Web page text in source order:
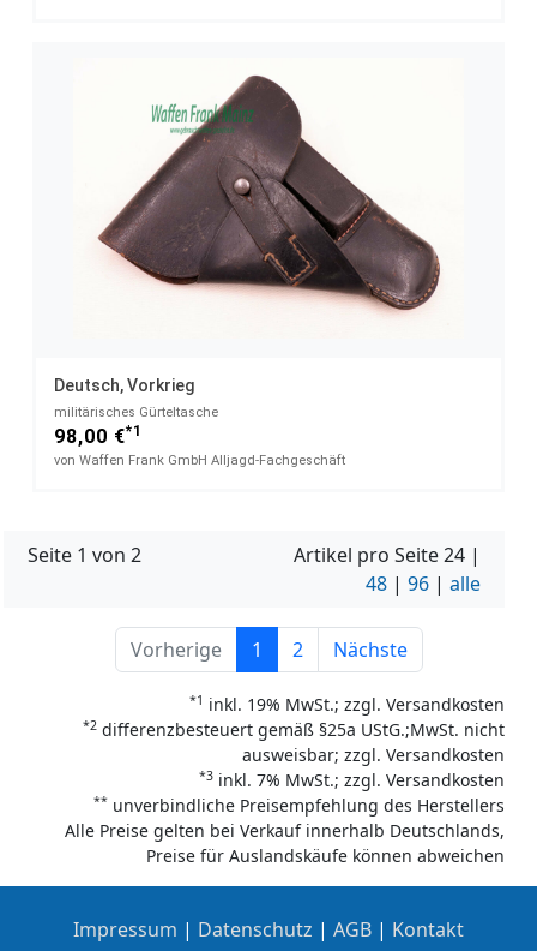
Deutsch, Vorkrieg
militärisches Gürteltasche
98,00 €*1
von Waffen Frank GmbH Alljagd-Fachgeschäft
Seite 1 von 2 Artikel pro Seite24 |
48 | 96 | alle
Vorherige 1 2 Nächste
*1 inkl. 19% MwSt.; zzgl. Versandkosten
*2 differenzbesteuert gemäß §25a UStG.;MwSt. nicht
ausweisbar; zzgl. Versandkosten
*3 inkl. 7% MwSt.; zzgl. Versandkosten
** unverbindliche Preisempfehlung des Herstellers
Alle Preise gelten bei Verkauf innerhalb Deutschlands,
Preise für Auslandskäufe können abweichen
Impressum | Datenschutz | AGB | Kontakt